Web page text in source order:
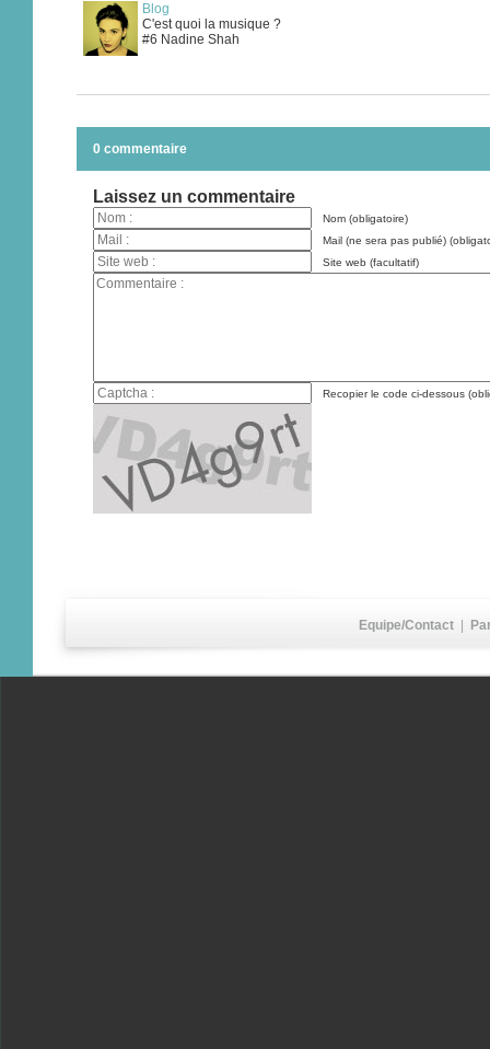
Blog
C'est quoi la musique ?
#6 Nadine Shah
0 commentaire
Laissez un commentaire
Nom (obligatoire)
Mail (ne sera pas publié)
Site web (facultatif)
Recopier le code ci-dessous
Equipe/Contact